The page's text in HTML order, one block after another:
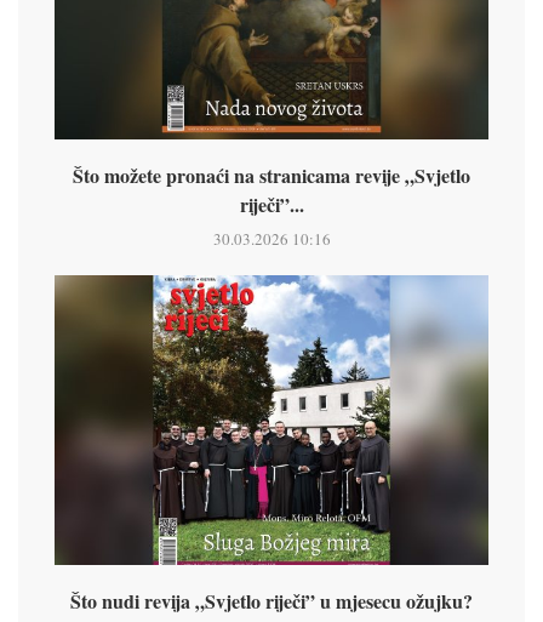
Što možete pronaći na stranicama revije „Svjetlo
riječi”...
30.03.2026 10:16
Što nudi revija „Svjetlo riječi” u mjesecu ožujku?